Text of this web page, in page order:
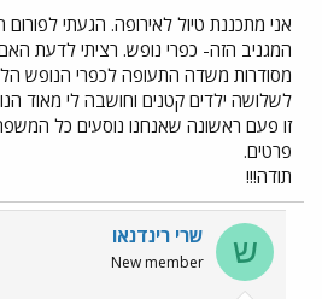
ך
אני מתכננת טיול לאירופה. הגעתי
המגניב הזה- כפרי נופש. רציתי לדעת
מסודרות משדה התעופה לכפרי הנופש
לשלושה ילדים קטנים וחושבה לי מאוד
זו פעם ראשונה שאנחנו נוסעים כל
פרטים.
תודה!!!
ש שרי רינדנאו
New member